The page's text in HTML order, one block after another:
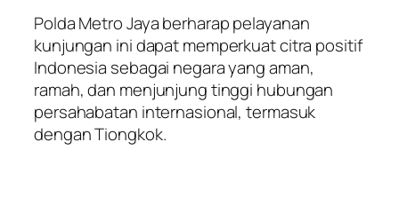
Polda Metro Jaya berharap pelayanan
kunjungan ini dapat memperkuat citra positif
Indonesia sebagai negara yang aman,
ramah, dan menjunjung tinggi hubungan
persahabatan internasional, termasuk
dengan Tiongkok.